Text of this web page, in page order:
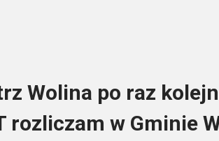
Wolina po raz
rozliczam w Gminie